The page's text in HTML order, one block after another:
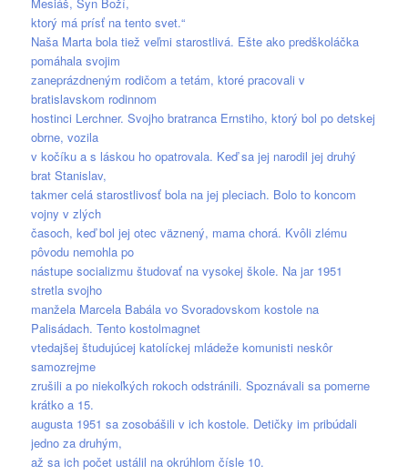
ktorý má prísť na tento svet.“
Naša Marta bola tiež veľmi starostlivá. Ešte ako predškoláčka
pomáhala svojim
zaneprázdneným rodičom a tetám, ktoré pracovali v
bratislavskom rodinnom
hostinci Lerchner. Svojho bratranca Ernstiho, ktorý bol po detskej
obrne, vozila
v kočíku a s láskou ho opatrovala. Keď sa jej narodil jej druhý
brat Stanislav,
takmer celá starostlivosť bola na jej pleciach. Bolo to koncom
vojny v zlých
časoch, keď bol jej otec väznený, mama chorá. Kvôli zlému
pôvodu nemohla po
nástupe socializmu študovať na vysokej škole. Na jar 1951
stretla svojho
manžela Marcela Babála vo Svoradovskom kostole na
Palisádach. Tento kostolmagnet
vtedajšej študujúcej katolíckej mládeže komunisti neskôr
samozrejme
zrušili a po niekoľkých rokoch odstránili. Spoznávali sa pomerne
krátko a 15.
augusta 1951 sa zosobášili v ich kostole. Detičky im pribúdali
jedno za druhým,
až sa ich počet ustálil na okrúhlom čísle 10.